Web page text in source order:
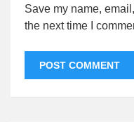
Save my name,
the next time I